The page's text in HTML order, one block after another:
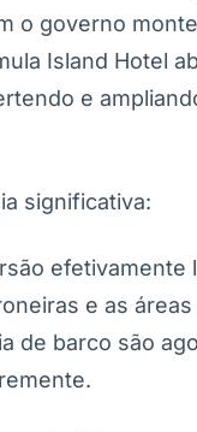
o governo
Island Hotel
e
significativa:
efetivamente
e as
de barco são